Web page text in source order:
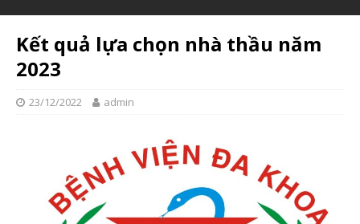
Kết quả lựa chọn nhà thầu năm
2023
23/12/2022 admin